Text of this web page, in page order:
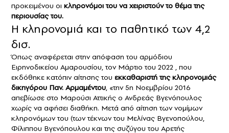
προκειμένου οι κληρονόμοι του να χειριστούν το θέμα της
περιουσίας του.
Η κληρονομιά και το παθητικό των 4,2
δισ.
Όπως αναφέρεται στην απόφαση του αρμόδιου
Ειρηνοδικείου Αμαρουσίου, τον Μάρτιο του 2022 , που
εκδόθηκε κατόπιν αίτησης του εκκαθαριστή της κληρονομιάς
δικηγόρου Παν. Αρμαμέντου, «την 5η Νοεμβρίου 2016
απεβίωσε στο Μαρούσι Αττικής ο Ανδρεάς Βγενόπουλος
χωρίς να αφήσει διαθήκη. Μετά από αίτηση των νομίμων
κληρονόμων του (των τέκνων του Μελίνας Βγενοπούλου,
Φίλιππου Βγενόπουλου και της συζύγου του Αρετής